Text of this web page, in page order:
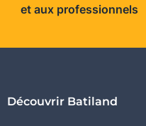
et aux professionnels
Découvrir Batiland